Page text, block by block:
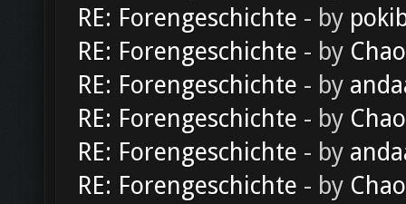
RE: Forengeschichte - by
RE: Forengeschichte - by
RE: Forengeschichte - by
RE: Forengeschichte - by
RE: Forengeschichte - by
RE: Forengeschichte - by